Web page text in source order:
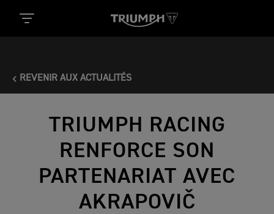
REVENIR AUX ACTUALITÉS
TRIUMPH RACING
RENFORCE SON
PARTENARIAT AVEC
AKRAPOVIČ